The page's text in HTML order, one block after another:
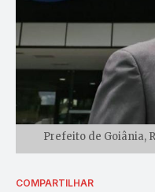
Prefeito de Goiânia,
COMPARTILHAR